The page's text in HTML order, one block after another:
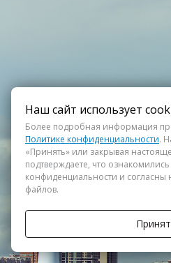
Наш сайт использует
Более подробная информация
Политике конфиденциальности.
«Принять» или закрывая
подтверждаете, что
конфиденциальности и согласны
файлов.